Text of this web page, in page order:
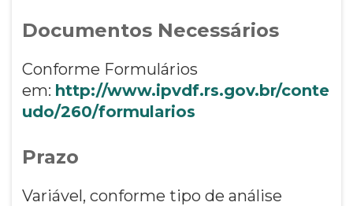
Documentos Necessários
Conforme Formulários
em: http://www.ipvdf.rs.gov.br/conte
udo/260/formularios
Prazo
Variável, conforme tipo de análise